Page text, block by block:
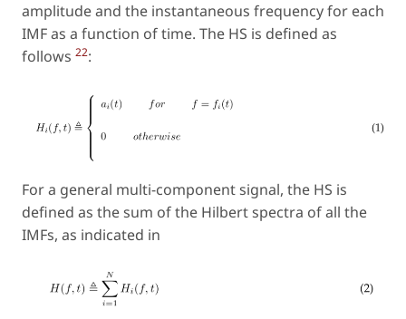
amplitude and the instantaneous frequency for each
IMF as a function of time. The HS is defined as
follows 22:
For a general multi-component signal, the HS is
defined as the sum of the Hilbert spectra of all the
IMFs, as indicated in